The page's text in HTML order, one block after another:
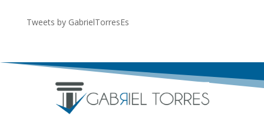
Tweets by GabrielTorresEs